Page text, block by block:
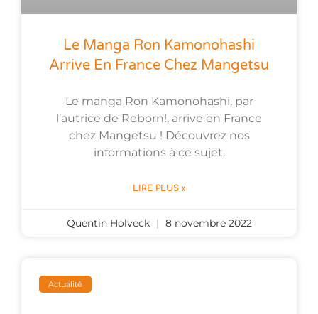
Le Manga Ron Kamonohashi
Arrive En France Chez Mangetsu
Le manga Ron Kamonohashi, par
l’autrice de Reborn!, arrive en France
chez Mangetsu ! Découvrez nos
informations à ce sujet.
LIRE PLUS »
Quentin Holveck 8 novembre 2022
Actualité